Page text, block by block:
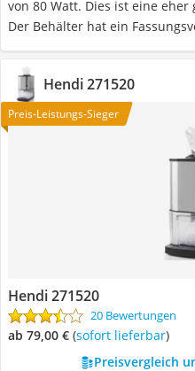
von 80 Watt. Dies ist eine
Der Behälter hat ein
Hendi 271520
Preis-Leistungs-Sieger
Hendi 271520
20 Bewertungen
ab 79,00 € ( Sofort lieferbar)
Preisvergleich